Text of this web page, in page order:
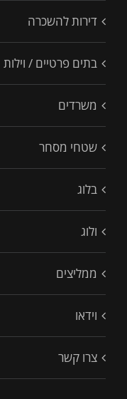
דירות להשכרה
בתים פרטיים / וילות
משרדים
שטחי מסחר
בלוג
ולוג
ממליצים
וידאו
צרו קשר